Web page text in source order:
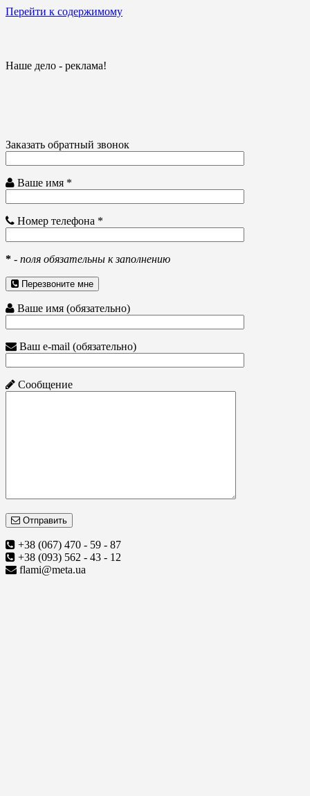
Перейти к содержимому
Наше дело - реклама!
Заказать обратный звонок
Ваше имя *
Номер телефона *
* - поля обязательны к заполнению
Перезвоните мне
Ваше имя (обязательно)
Ваш e-mail (обязательно)
Сообщение
Отправить
+38 (067) 470 - 59 - 87
+38 (093) 562 - 43 - 12
flami@meta.ua